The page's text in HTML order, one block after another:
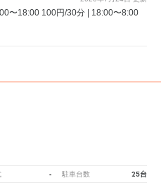
〜18:00 100円/30分 | 18:00〜8:00
- 駐車台数 25台